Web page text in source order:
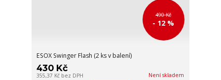
490 Kč
- 12 %
ESOX Swinger Flash (2 ks v balení)
430 Kč
355,37 Kč bez DPH Není skladem